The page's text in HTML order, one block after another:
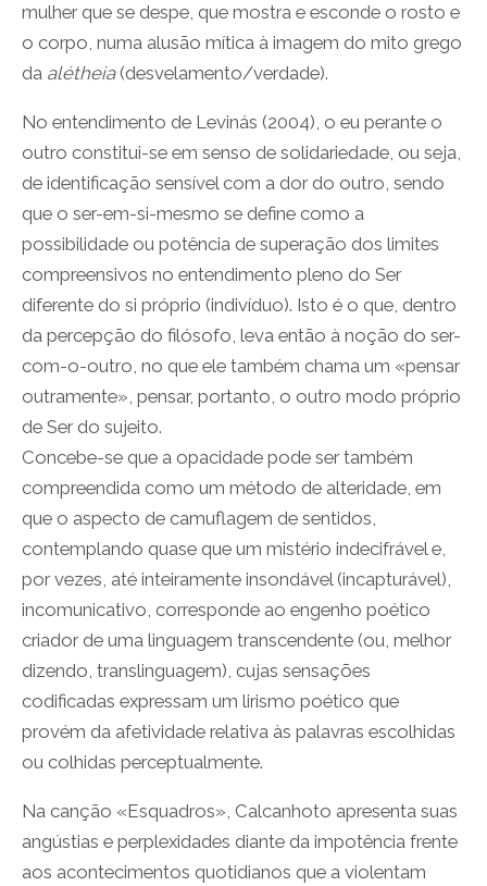
mulher que se despe, que mostra e esconde o rosto e
o corpo, numa alusão mítica à imagem do mito grego
da alétheia(desvelamento/verdade).
No entendimento de Levinás (2004), o eu perante o
outro constitui-se em senso de solidariedade, ou seja,
de identificação sensível com a dor do outro, sendo
que o ser-em-si-mesmo se define como a
possibilidade ou potência de superação dos limites
compreensivos no entendimento pleno do Ser
diferente do si próprio (indivíduo). Isto é o que, dentro
da percepção do filósofo, leva então à noção do ser-
com-o-outro, no que ele também chama um «pensar
outramente», pensar, portanto, o outro modo próprio
de Ser do sujeito.
Concebe-se que a opacidade pode ser também
compreendida como um método de alteridade, em
que o aspecto de camuflagem de sentidos,
contemplando quase que um mistério indecifrável e,
por vezes, até inteiramente insondável (incapturável),
incomunicativo, corresponde ao engenho poético
criador de uma linguagem transcendente (ou, melhor
dizendo, translinguagem), cujas sensações
codificadas expressam um lirismo poético que
provém da afetividade relativa às palavras escolhidas
ou colhidas perceptualmente.
Na canção «Esquadros», Calcanhoto apresenta suas
angústias e perplexidades diante da impotência frente
aos acontecimentos quotidianos que a violentam